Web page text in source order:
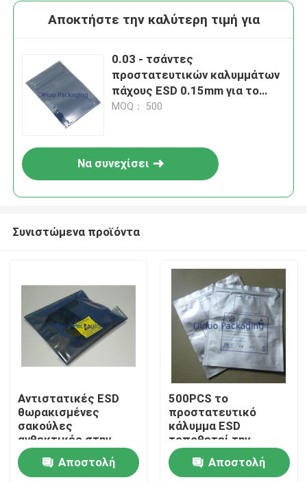
Προϊόντα
Βίντεο
Αποκτήστε την καλύτερη τιμή για
0.03 - τσάντες
προστατευτικών καλυμμάτων
πάχους ESD 0.15mm για το
ηλεκτρονικό συστατικό
MOQ： 500
Να συνεχίσει
Συνιστώμενα προϊόντα
Αντιστατικές ESD
θωρακισμένες
σακούλες
ανθεκτικές στην
υγρασία με φερμουάρ
/ Αυτοσφραγιζόμενες
Αποστολή
500PCS το
προστατευτικό
κάλυμμα ESD
τοποθετεί την
κλειδαριά φερμουάρ
σε σάκκο/ανοίγει το
Αποστολή